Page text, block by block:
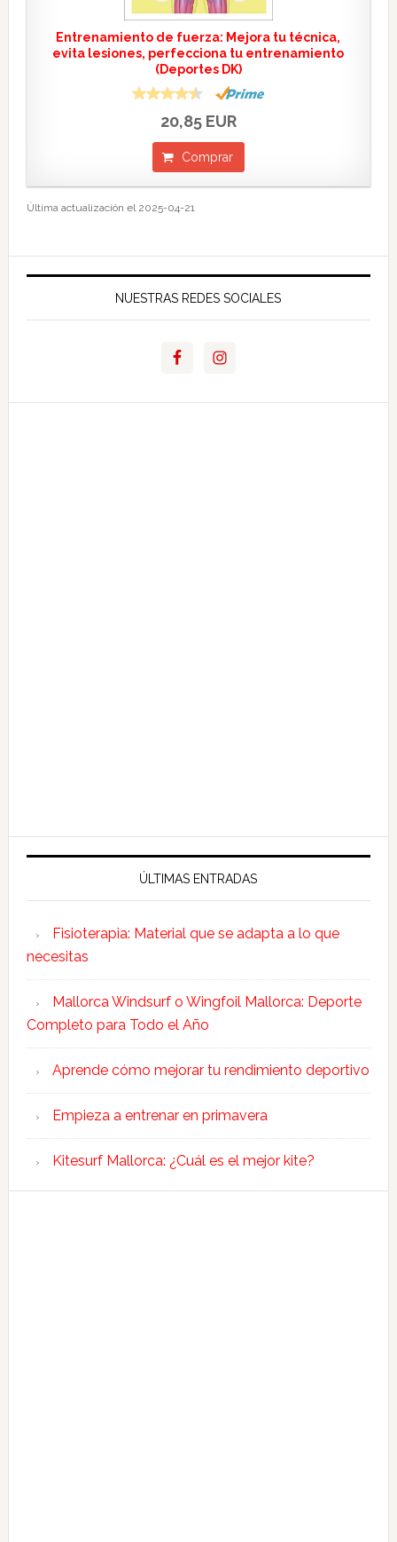
Entrenamiento de fuerza: Mejora tu técnica,
evita lesiones, perfecciona tu entrenamiento
(Deportes DK)
20,85 EUR
Comprar
Última actualización el 2025-04-21
NUESTRAS REDES SOCIALES
ÚLTIMAS ENTRADAS
Fisioterapia: Material que se adapta a lo que
necesitas
Mallorca Windsurf o Wingfoil Mallorca: Deporte
Completo para Todo el Año
Aprende cómo mejorar tu rendimiento deportivo
Empieza a entrenar en primavera
Kitesurf Mallorca: ¿Cuál es el mejor kite?